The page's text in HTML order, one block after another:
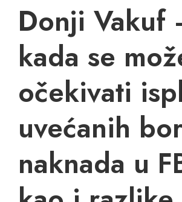
Donji Vakuf
kada se
očekivati
uvećanih
naknada u